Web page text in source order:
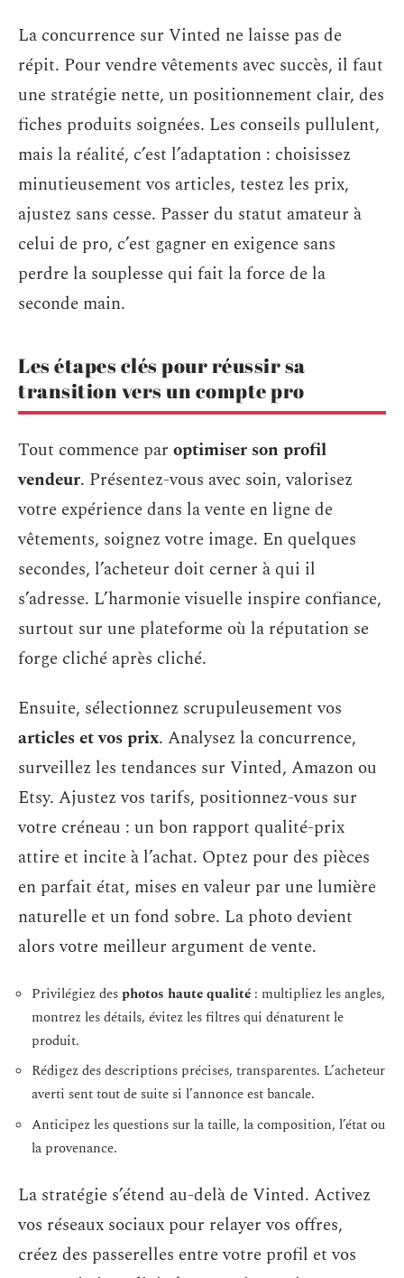
La concurrence sur Vinted ne laisse pas de
répit. Pour vendre vêtements avec succès, il faut
une stratégie nette, un positionnement clair, des
fiches produits soignées. Les conseils pullulent,
mais la réalité, c’est l’adaptation : choisissez
minutieusement vos articles, testez les prix,
ajustez sans cesse. Passer du statut amateur à
celui de pro, c’est gagner en exigence sans
perdre la souplesse qui fait la force de la
seconde main.
Les étapes clés pour réussir sa
transition vers un compte pro
Tout commence par optimiser son profil
vendeur. Présentez-vous avec soin, valorisez
votre expérience dans la vente en ligne de
vêtements, soignez votre image. En quelques
secondes, l’acheteur doit cerner à qui il
s’adresse. L’harmonie visuelle inspire confiance,
surtout sur une plateforme où la réputation se
forge cliché après cliché.
Ensuite, sélectionnez scrupuleusement vos
articles et vos prix. Analysez la concurrence,
surveillez les tendances sur Vinted, Amazon ou
Etsy. Ajustez vos tarifs, positionnez-vous sur
votre créneau : un bon rapport qualité-prix
attire et incite à l’achat. Optez pour des pièces
en parfait état, mises en valeur par une lumière
naturelle et un fond sobre. La photo devient
alors votre meilleur argument de vente.
Privilégiez desphotos haute qualité : multipliez les angles,
montrez les détails, évitez les filtres qui dénaturent le
produit.
Rédigez des descriptions précises, transparentes. L’acheteur
averti sent tout de suite si l’annonce est bancale.
Anticipez les questions sur la taille, la composition, l’état ou
la provenance.
La stratégie s’étend au-delà de Vinted. Activez
vos réseaux sociaux pour relayer vos offres,
créez des passerelles entre votre profil et vos